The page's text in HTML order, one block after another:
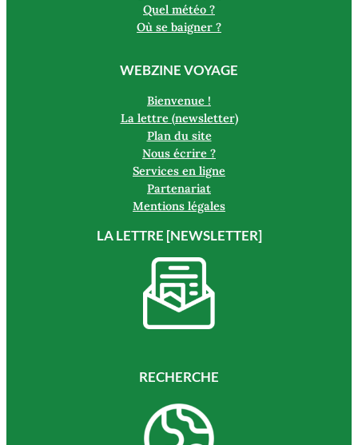
Quel météo ?
Où se baigner ?
WEBZINE VOYAGE
Bienvenue !
La lettre (newsletter)
Plan du site
Nous écrire ?
Services en ligne
Partenariat
Mentions légales
LA LETTRE [NEWSLETTER]
RECHERCHE